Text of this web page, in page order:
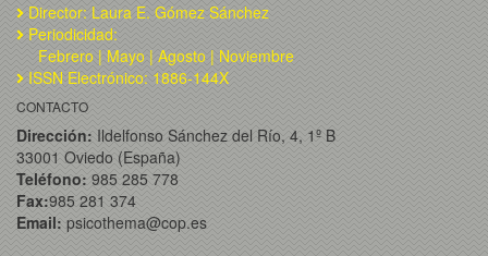
Director: Laura E. Gómez Sánchez
Periodicidad:
Febrero | Mayo | Agosto | Noviembre
ISSN Electrónico: 1886-144X
CONTACTO
Dirección: Ildelfonso Sánchez del Río, 4, 1º B
33001 Oviedo (España)
Teléfono: 985 285 778
Fax:985 281 374
Email: psicothema@cop.es